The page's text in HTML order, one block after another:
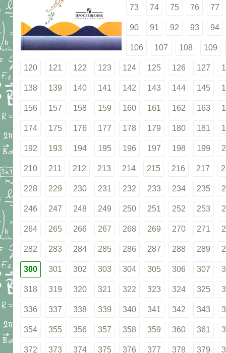
73 74 75 76 77
90 91 92 93 94
106 107 108 109
120 121 122 123 124 125 126 127
138 139 140 141 142 143 144 145
156 157 158 159 160 161 162 163
174 175 176 177 178 179 180 181
192 193 194 195 196 197 198 199
210 211 212 213 214 215 216 217
228 229 230 231 232 233 234 235
246 247 248 249 250 251 252 253
264 265 266 267 268 269 270 271
282 283 284 285 286 287 288 289
300 301 302 303 304 305 306 307
318 319 320 321 322 323 324 325
336 337 338 339 340 341 342 343
354 355 356 357 358 359 360 361
372 373 374 375 376 377 378 379